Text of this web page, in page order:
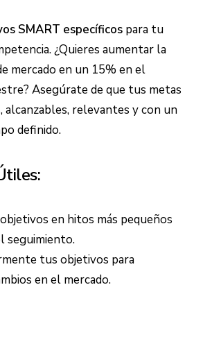
SMART específicos para tu
¿Quieres aumentar la
mercado en un 15% en el
Asegúrate de que tus metas
alcanzables, relevantes y con un
definido.
en hitos más pequeños
seguimiento.
tus objetivos para
en el mercado.